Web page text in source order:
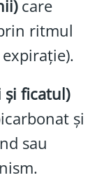
care
ritmul
și ficatul)
și
sau